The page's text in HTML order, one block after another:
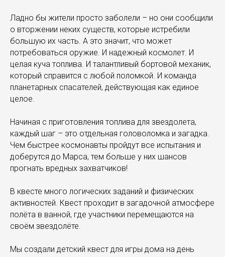
Ладно бы жители просто заболели – но они сообщили
о вторжении неких существ, которые истребили
большую их часть. А это значит, что может
потребоваться оружие. И надежный космолет. И
целая куча топлива. И талантливый бортовой механик,
который справится с любой поломкой. И команда
планетарных спасателей, действующая как единое
целое.
Начиная с приготовления топлива для звездолета,
каждый шаг – это отдельная головоломка и загадка.
Чем быстрее космонавты пройдут все испытания и
доберутся до Марса, тем больше у них шансов
прогнать вредных захватчиков!
В квесте много логических заданий и физических
активностей. Квест проходит в загадочной атмосфере
полёта в ванной, где участники перемещаются на
своём звездолёте.
Мы создали детский квест для игры дома на день